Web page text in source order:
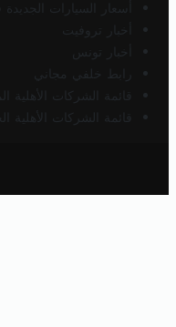
أسعار السيارات
أخبار تروفيت
أخبار تونس
رابط خلفي مجاني
قائمة الشركات الأهلية
قائمة الشركات الأهلية